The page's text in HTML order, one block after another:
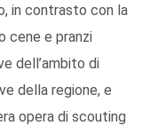
in contrasto con la
cene e pranzi
dell’ambito di
della regione, e
opera di scouting